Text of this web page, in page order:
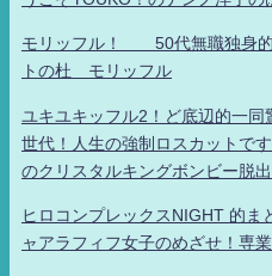
モリッフル！ 50代無職独身的
トの杜 モリッフル
ユキユキッフル2！ど底辺的一
世代！人生の強制ロスカットで
のクリスタルキングボンビー脱
ヒロコンプレックスNIGHT 的ま
ャアラフィフ女子のめざせ！専